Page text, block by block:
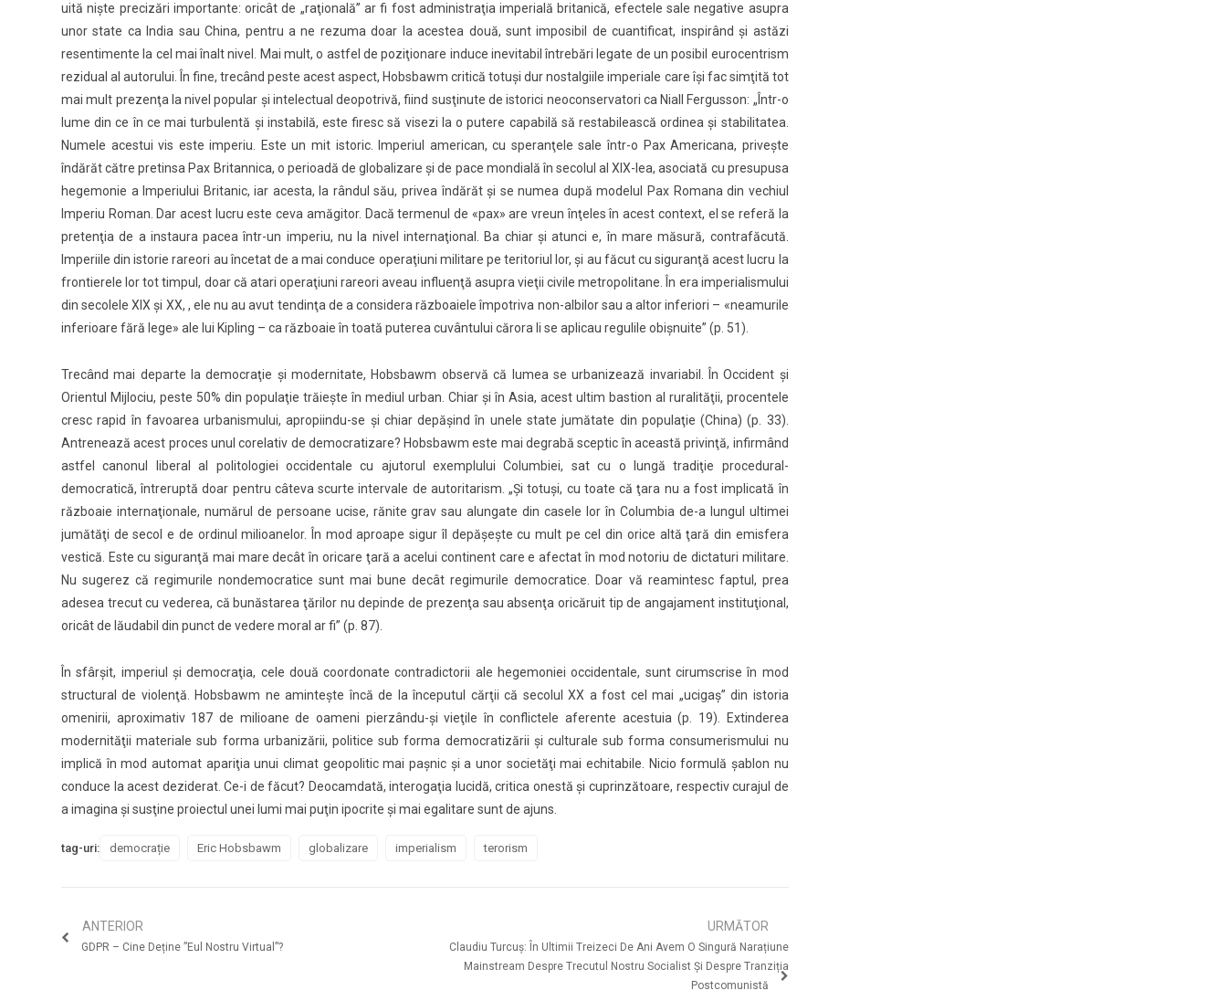
uită nişte precizări importante: oricât de „raţională” ar fi fost administraţia imperială britanică, efectele sale negative asupra
unor state ca India sau China, pentru a ne rezuma doar la acestea două, sunt imposibil de cuantificat, inspirând şi astăzi
resentimente la cel mai înalt nivel. Mai mult, o astfel de poziţionare induce inevitabil întrebări legate de un posibil eurocentrism
rezidual al autorului. În fine, trecând peste acest aspect, Hobsbawm critică totuşi dur nostalgiile imperiale care îşi fac simţită tot
mai mult prezenţa la nivel popular şi intelectual deopotrivă, fiind susţinute de istorici neoconservatori ca Niall Fergusson: „Într-o
lume din ce în ce mai turbulentă şi instabilă, este firesc să visezi la o putere capabilă să restabilească ordinea şi stabilitatea.
Numele acestui vis este imperiu. Este un mit istoric. Imperiul american, cu speranţele sale într-o Pax Americana, priveşte
îndărăt către pretinsa Pax Britannica, o perioadă de globalizare şi de pace mondială în secolul al XIX-lea, asociată cu presupusa
hegemonie a Imperiului Britanic, iar acesta, la rândul său, privea îndărăt şi se numea după modelul Pax Romana din vechiul
Imperiu Roman. Dar acest lucru este ceva amăgitor. Dacă termenul de «pax» are vreun înţeles în acest context, el se referă la
pretenţia de a instaura pacea într-un imperiu, nu la nivel internaţional. Ba chiar şi atunci e, în mare măsură, contrafăcută.
Imperiile din istorie rareori au încetat de a mai conduce operaţiuni militare pe teritoriul lor, şi au făcut cu siguranţă acest lucru la
frontierele lor tot timpul, doar că atari operaţiuni rareori aveau influenţă asupra vieţii civile metropolitane. În era imperialismului
din secolele XIX şi XX, , ele nu au avut tendinţa de a considera războaiele împotriva non-albilor sau a altor inferiori – «neamurile
inferioare fără lege» ale lui Kipling – ca războaie în toată puterea cuvântului cărora li se aplicau regulile obişnuite” (p. 51).
Trecând mai departe la democraţie şi modernitate, Hobsbawm observă că lumea se urbanizează invariabil. În Occident şi
Orientul Mijlociu, peste 50% din populaţie trăieşte în mediul urban. Chiar şi în Asia, acest ultim bastion al ruralităţii, procentele
cresc rapid în favoarea urbanismului, apropiindu-se şi chiar depăşind în unele state jumătate din populaţie (China) (p. 33).
Antrenează acest proces unul corelativ de democratizare? Hobsbawm este mai degrabă sceptic în această privinţă, infirmând
astfel canonul liberal al politologiei occidentale cu ajutorul exemplului Columbiei, sat cu o lungă tradiţie procedural-
democratică, întreruptă doar pentru câteva scurte intervale de autoritarism. „Şi totuşi, cu toate că ţara nu a fost implicată în
războaie internaţionale, numărul de persoane ucise, rănite grav sau alungate din casele lor în Columbia de-a lungul ultimei
jumătăţi de secol e de ordinul milioanelor. În mod aproape sigur îl depăşeşte cu mult pe cel din orice altă ţară din emisfera
vestică. Este cu siguranţă mai mare decât în oricare ţară a acelui continent care e afectat în mod notoriu de dictaturi militare.
Nu sugerez că regimurile nondemocratice sunt mai bune decât regimurile democratice. Doar vă reamintesc faptul, prea
adesea trecut cu vederea, că bunăstarea ţărilor nu depinde de prezenţa sau absenţa oricăruit tip de angajament instituţional,
oricât de lăudabil din punct de vedere moral ar fi” (p. 87).
În sfârşit, imperiul şi democraţia, cele două coordonate contradictorii ale hegemoniei occidentale, sunt cirumscrise în mod
structural de violenţă. Hobsbawm ne aminteşte încă de la începutul cărţii că secolul XX a fost cel mai „ucigaş” din istoria
omenirii, aproximativ 187 de milioane de oameni pierzându-şi vieţile în conflictele aferente acestuia (p. 19). Extinderea
modernităţii materiale sub forma urbanizării, politice sub forma democratizării şi culturale sub forma consumerismului nu
implică în mod automat apariţia unui climat geopolitic mai paşnic şi a unor societăţi mai echitabile. Nicio formulă şablon nu
conduce la acest deziderat. Ce-i de făcut? Deocamdată, interogaţia lucidă, critica onestă şi cuprinzătoare, respectiv curajul de
a imagina şi susţine proiectul unei lumi mai puţin ipocrite şi mai egalitare sunt de ajuns.
tag-uri: democrație Eric Hobsbawm globalizare imperialism terorism
ANTERIOR
GDPR – Cine Deține ”eul Nostru Virtual”?
URMĂTOR
Claudiu Turcuş: În Ultimii Treizeci De Ani Avem O Singură Narațiune
Mainstream Despre Trecutul Nostru Socialist Şi Despre Tranziția
Postcomunistă